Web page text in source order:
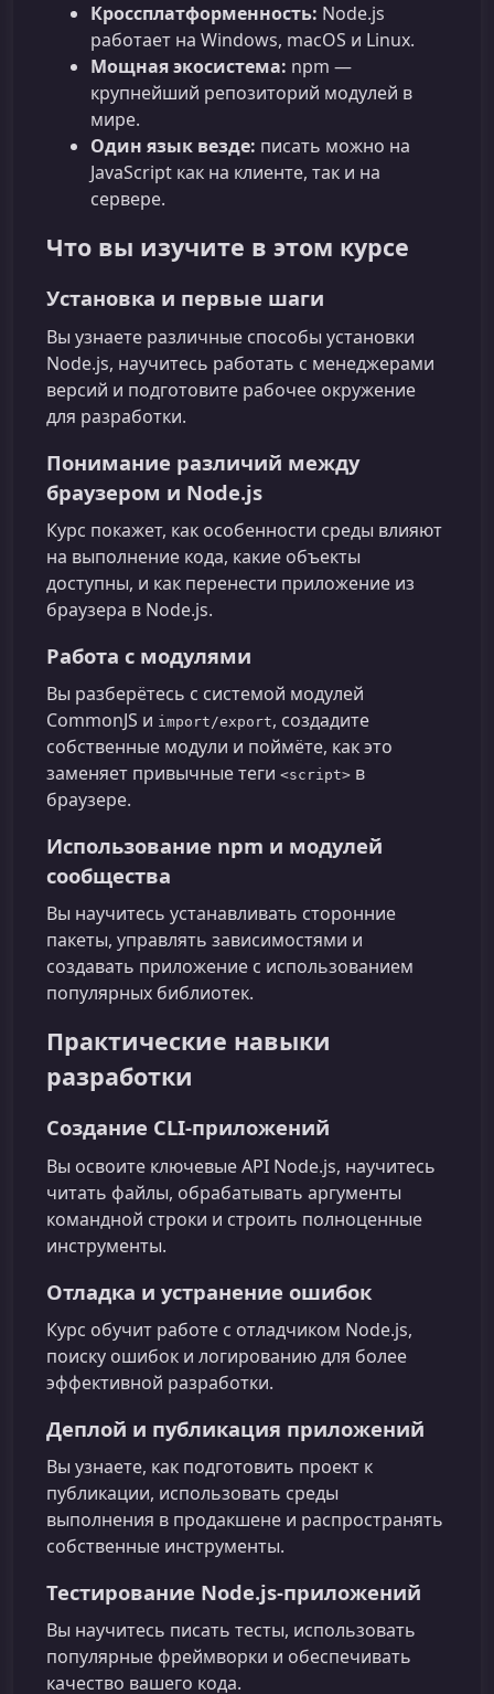
Кроссплатформенность: Node.js
работает на Windows, macOS и Linux.
Мощная экосистема: npm —
крупнейший репозиторий модулей в
мире.
Один язык везде: писать можно на
JavaScript как на клиенте, так и на
сервере.
Что вы изучите в этом курсе
Установка и первые шаги
Вы узнаете различные способы установки
Node.js, научитесь работать с менеджерами
версий и подготовите рабочее окружение
для разработки.
Понимание различий между
браузером и Node.js
Курс покажет, как особенности среды влияют
на выполнение кода, какие объекты
доступны, и как перенести приложение из
браузера в Node.js.
Работа с модулями
Вы разберётесь с системой модулей
CommonJS и import/export, создадите
собственные модули и поймёте, как это
заменяет привычные теги <script> в
браузере.
Использование npm и модулей
сообщества
Вы научитесь устанавливать сторонние
пакеты, управлять зависимостями и
создавать приложение с использованием
популярных библиотек.
Практические навыки
разработки
Создание CLI‑приложений
Вы освоите ключевые API Node.js, научитесь
читать файлы, обрабатывать аргументы
командной строки и строить полноценные
инструменты.
Отладка и устранение ошибок
Курс обучит работе с отладчиком Node.js,
поиску ошибок и логированию для более
эффективной разработки.
Деплой и публикация приложений
Вы узнаете, как подготовить проект к
публикации, использовать среды
выполнения в продакшене и распространять
собственные инструменты.
Тестирование Node.js‑приложений
Вы научитесь писать тесты, использовать
популярные фреймворки и обеспечивать
качество вашего кода.